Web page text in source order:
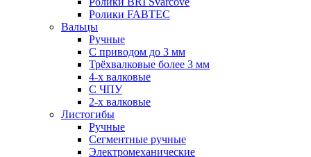
Ролики FABTEC
Вальцы
Ручные
С приводом до 3 мм
Трёхвалковые более 3 мм
4-х валковые
С ЧПУ
2-х валковые
Листогибы
Ручные
Сегментные ручные
Электромеханические